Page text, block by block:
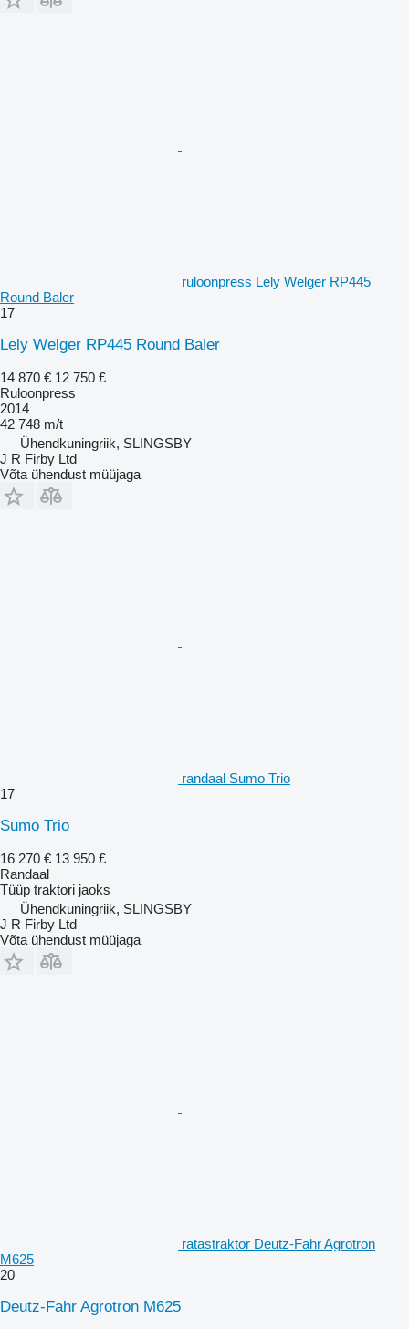
ruloonpress Lely Welger RP445
Round Baler
17
Lely Welger RP445 Round Baler
14 870 € 12 750 £
Ruloonpress
2014
42 748 m/t
Ühendkuningriik, SLINGSBY
J R Firby Ltd
Võta ühendust müüjaga
randaal Sumo Trio
17
Sumo Trio
16 270 € 13 950 £
Randaal
Tüüp traktori jaoks
Ühendkuningriik, SLINGSBY
J R Firby Ltd
Võta ühendust müüjaga
ratastraktor Deutz-Fahr Agrotron
M625
20
Deutz-Fahr Agrotron M625